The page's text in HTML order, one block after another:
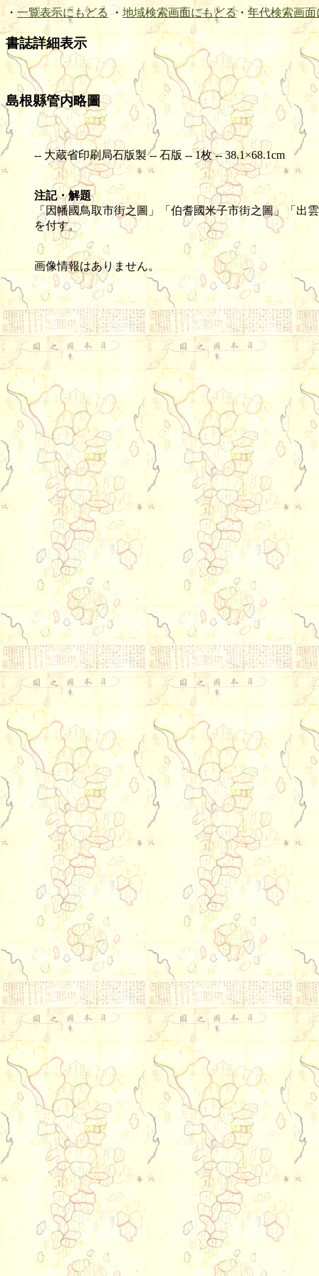
・ 一覧表示にもどる ・ 地域検索画面にもどる・ 年代検索画面
書誌詳細表示
島根縣管内略圖
-- 大蔵省印刷局石版製 -- 石版 -- 1枚 -- 38.1×68.1cm
注記・解題
「因幡國鳥取市街之圖」「伯耆國米子市街之圖」「
を付す。
画像情報はありません。